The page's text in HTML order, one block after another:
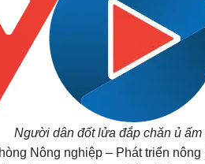
Người dân đốt lửa đắp chăn ủ ấm
Nông nghiệp – Phát triển